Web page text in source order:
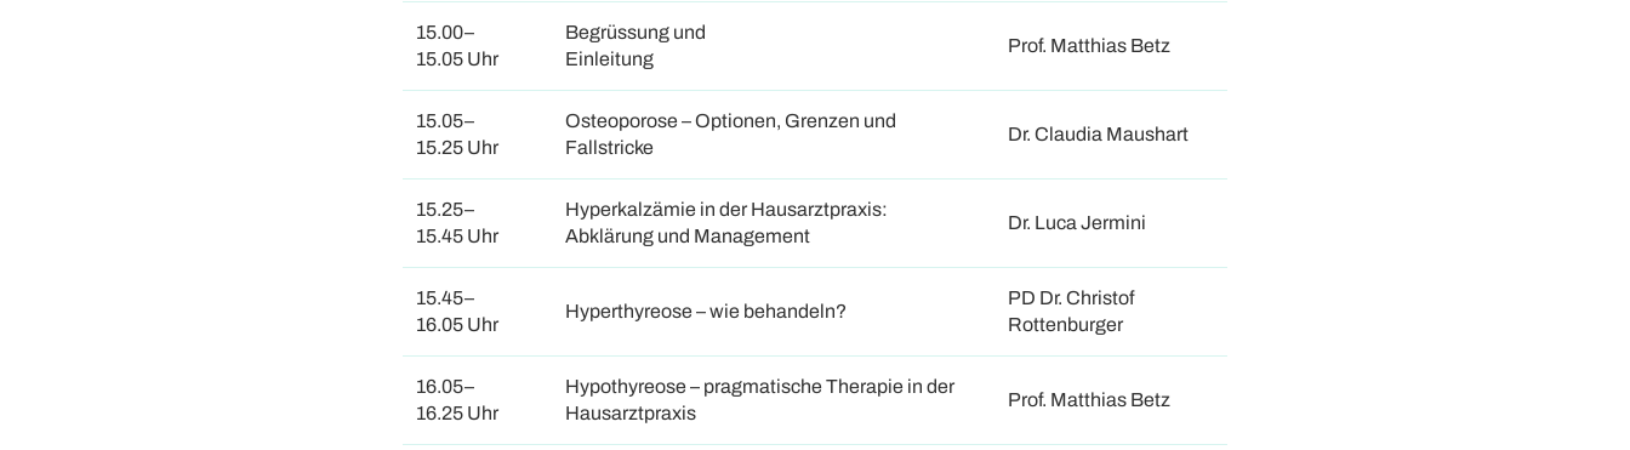
15.00–
15.05 Uhr
Begrüssung und
Einleitung
Prof. Matthias Betz
15.05–
15.25 Uhr
Osteoporose – Optionen, Grenzen und
Fallstricke
Dr. Claudia Maushart
15.25–
15.45 Uhr
Hyperkalzämie in der Hausarztpraxis:
Abklärung und Management
Dr. Luca Jermini
15.45–
16.05 Uhr
Hyperthyreose – wie behandeln?
PD Dr. Christof
Rottenburger
16.05–
16.25 Uhr
Hypothyreose – pragmatische Therapie in der
Hausarztpraxis
Prof. Matthias Betz